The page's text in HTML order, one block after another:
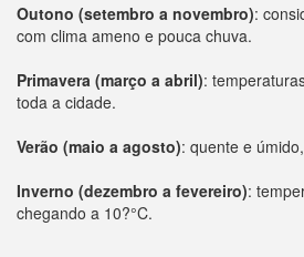
Outono (setembro a novembro):
com clima ameno e pouca chuva.
Primavera (março a abril):
toda a cidade.
Verão (maio a agosto): quente e
Inverno (dezembro a fevereiro):
chegando a 10?°C.